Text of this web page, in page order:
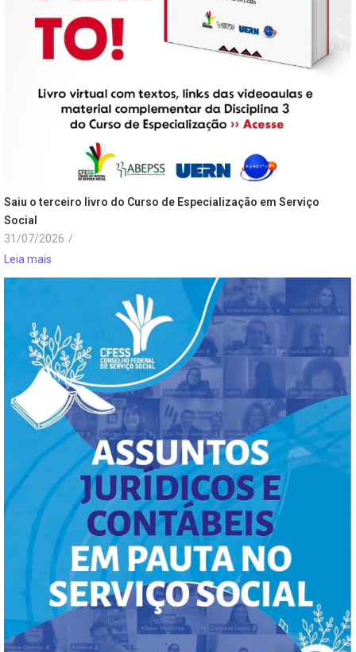
Saiu o terceiro livro do Curso de Especialização em Serviço
Social
31/07/2026 /
Leia mais